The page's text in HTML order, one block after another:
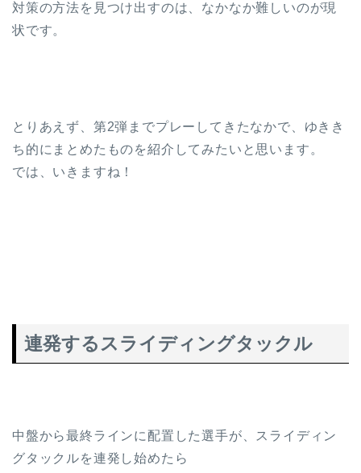
対策の方法を見つけ出すのは、なかなか難しいのが現
状です。
とりあえず、第2弾までプレーしてきたなかで、ゆきき
ち的にまとめたものを紹介してみたいと思います。
では、いきますね！
連発するスライディングタックル
中盤から最終ラインに配置した選手が、スライディン
グタックルを連発し始めたら